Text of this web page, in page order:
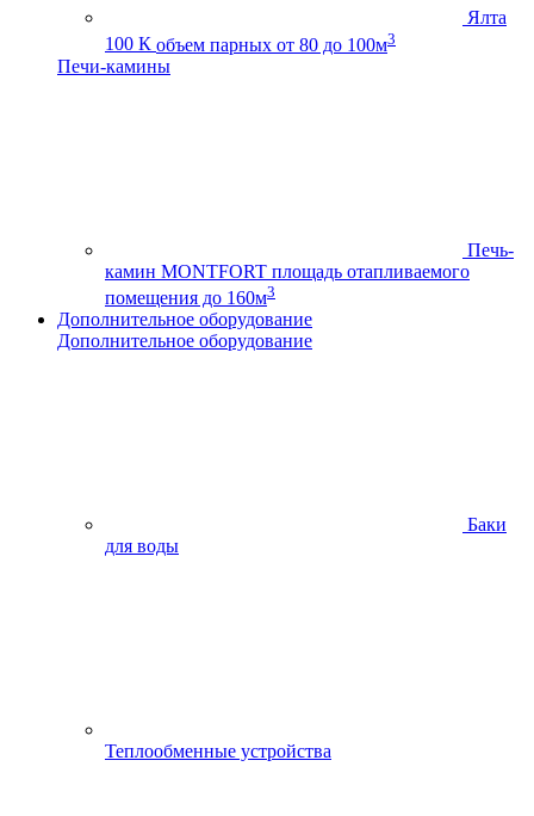
Ялта
100 К объем парных от 80 до 100м3
Печи-камины
Печь-
камин MONTFORT площадь отапливаемого
помещения до 160м3
Дополнительное оборудование
Дополнительное оборудование
Баки
для воды
Теплообменные устройства